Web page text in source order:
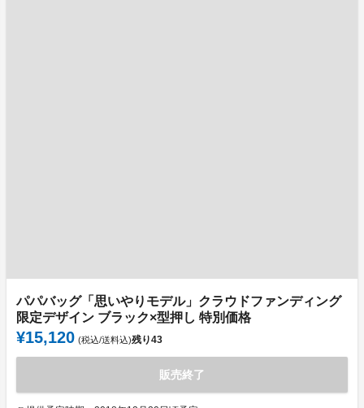
パパバッグ「思いやりモデル」クラウドファンディング
限定デザイン ブラック×型押し 特別価格
¥15,120 (税込/送料込)残り43
販売終了